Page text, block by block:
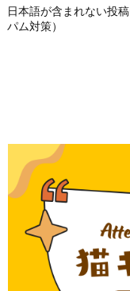
日本語が含まれない投
パム対策）